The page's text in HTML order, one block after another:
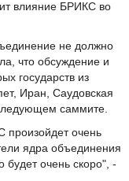
влияние БРИКС во
не должно
что обсуждение и
государств из
Иран, Саудовская
саммите.
произойдет очень
ядра объединения
будет очень скоро", -